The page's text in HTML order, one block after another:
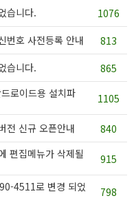
습니다.
1076
번호 사전등록 안내
813
습니다. 865
로이드용 설치파
1105
전 신규 오픈안내 840
편집메뉴가 삭제될
915
4511로 변경 되었
798